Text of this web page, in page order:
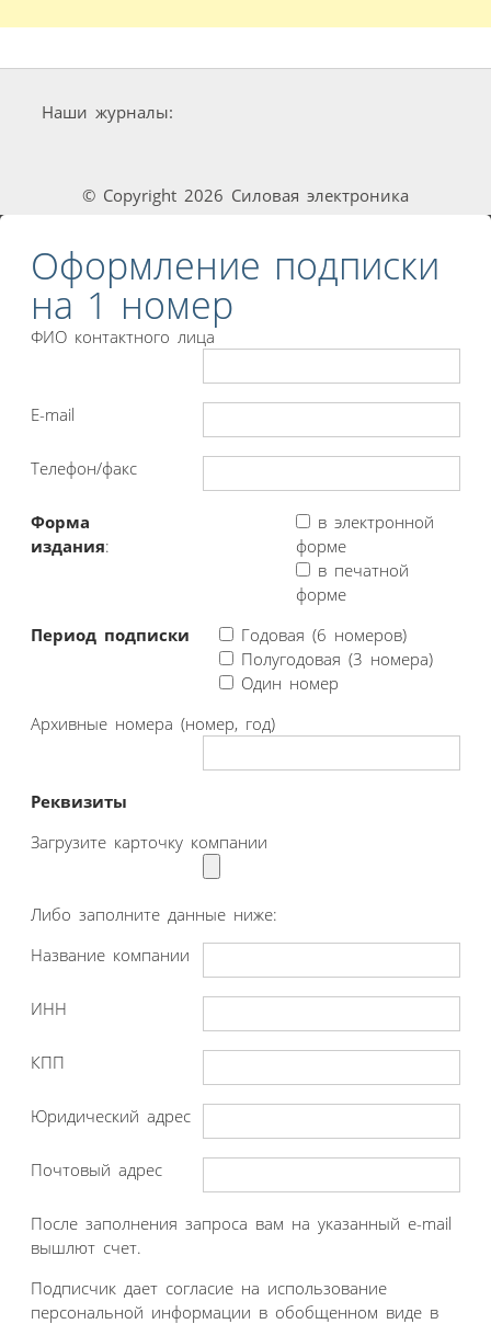
Наши журналы:
© Copyright 2026 Силовая электроника
Оформление подписки
на 1 номер
ФИО контактного лица
E-mail
Телефон/факс
Форма
издания:
в электронной
форме
в печатной
форме
Период подписки
Годовая (6 номеров)
Полугодовая (3 номера)
Один номер
Архивные номера (номер, год)
Реквизиты
Загрузите карточку компании
Либо заполните данные ниже:
Название компании
ИНН
КПП
Юридический адрес
Почтовый адрес
После заполнения запроса вам на указанный e-mail
вышлют счет.
Подписчик дает согласие на использование
персональной информации в обобщенном виде в